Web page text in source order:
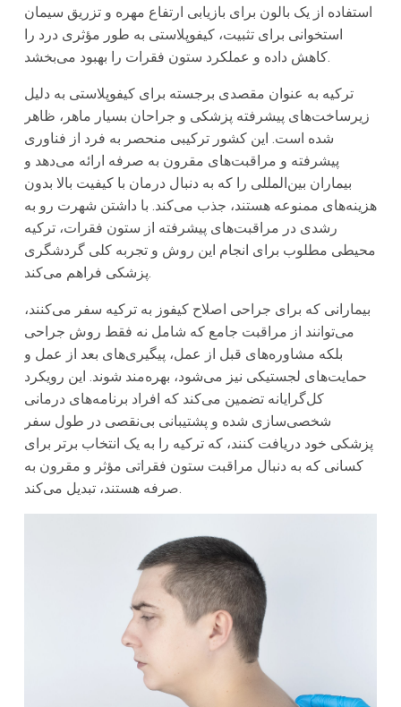
استفاده از یک بالون برای بازیابی ارتفاع مهره و تزریق سیمان
استخوانی برای تثبیت، کیفوپلاستی به طور مؤثری درد را
کاهش داده و عملکرد ستون فقرات را بهبود می‌بخشد.
ترکیه به عنوان مقصدی برجسته برای کیفوپلاستی به دلیل
زیرساخت‌های پیشرفته پزشکی و جراحان بسیار ماهر، ظاهر
شده است. این کشور ترکیبی منحصر به فرد از فناوری
پیشرفته و مراقبت‌های مقرون به صرفه ارائه می‌دهد و
بیماران بین‌المللی را که به دنبال درمان با کیفیت بالا بدون
هزینه‌های ممنوعه هستند، جذب می‌کند. با داشتن شهرت رو به
رشدی در مراقبت‌های پیشرفته از ستون فقرات، ترکیه
محیطی مطلوب برای انجام این روش و تجربه کلی گردشگری
پزشکی فراهم می‌کند.
بیمارانی که برای جراحی اصلاح کیفوز به ترکیه سفر می‌کنند،
می‌توانند از مراقبت جامع که شامل نه فقط روش جراحی
بلکه مشاوره‌های قبل از عمل، پیگیری‌های بعد از عمل و
حمایت‌های لجستیکی نیز می‌شود، بهره‌مند شوند. این رویکرد
کل‌گرایانه تضمین می‌کند که افراد برنامه‌های درمانی
شخصی‌سازی شده و پشتیبانی بی‌نقصی در طول سفر
پزشکی خود دریافت کنند، که ترکیه را به یک انتخاب برتر برای
کسانی که به دنبال مراقبت ستون فقراتی مؤثر و مقرون به
صرفه هستند، تبدیل می‌کند.